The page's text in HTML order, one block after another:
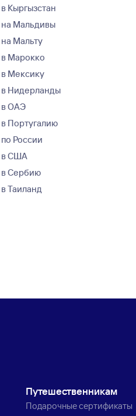
Кыргызстан
Мальдивы
Мальту
Марокко
Мексику
Нидерланды
в ОАЭ
Португалию
России
в США
в Сербию
Таиланд
Путешественникам
Подарочные сертификаты